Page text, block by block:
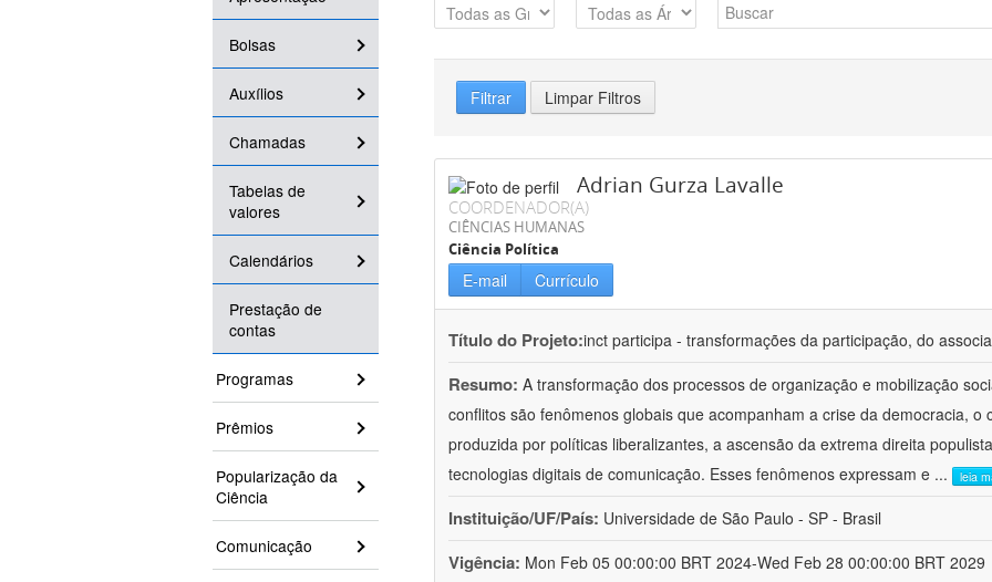
Bolsas
Auxílios
Chamadas
Tabelas de
valores
Calendários
Prestação de
contas
Programas
Prêmios
Popularização da
Ciência
Comunicação
Filtrar Limpar Filtros
Adrian Gurza Lavalle
COORDENADOR(A)
CIÊNCIAS HUMANAS
Ciência Política
E-mail Currículo
Título do Projeto:inct participa - transformações da participação, do
Resumo: A transformação dos processos de organização e mobilização
conflitos são fenômenos globais que acompanham a crise da democracia, o
produzida por políticas liberalizantes, a ascensão da extrema direita
tecnologias digitais de comunicação. Esses fenômenos expressam e ... leia
Instituição/UF/País: Universidade de São Paulo - SP - Brasil
Vigência: Mon Feb 05 00:00:00 BRT 2024-Wed Feb 28 00:00:00 BRT 2029